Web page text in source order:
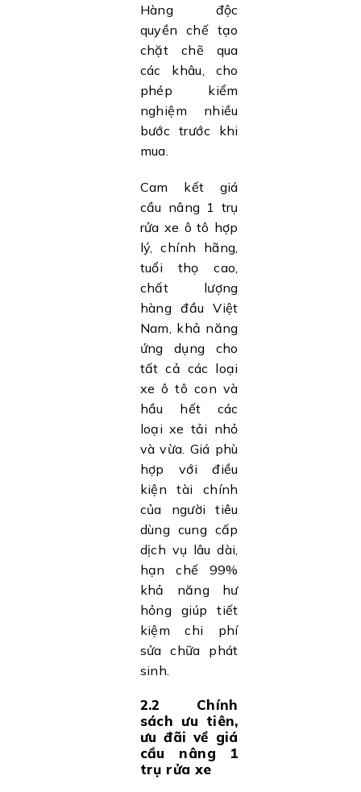
Hàng độc
quyền chế tạo
chặt chẽ qua
các khâu, cho
phép kiểm
nghiệm nhiều
bước trước khi
mua.
Cam kết giá
cầu nâng 1 trụ
rửa xe ô tô hợp
lý, chính hãng,
tuổi thọ cao,
chất lượng
hàng đầu Việt
Nam, khả năng
ứng dụng cho
tất cả các loại
xe ô tô con và
hầu hết các
loại xe tải nhỏ
và vừa. Giá phù
hợp với điều
kiện tài chính
của người tiêu
dùng cung cấp
dịch vụ lâu dài,
hạn chế 99%
khả năng hư
hỏng giúp tiết
kiệm chi phí
sửa chữa phát
sinh.
2.2 Chính
sách ưu tiên,
ưu đãi về giá
cầu nâng 1
trụ rửa xe